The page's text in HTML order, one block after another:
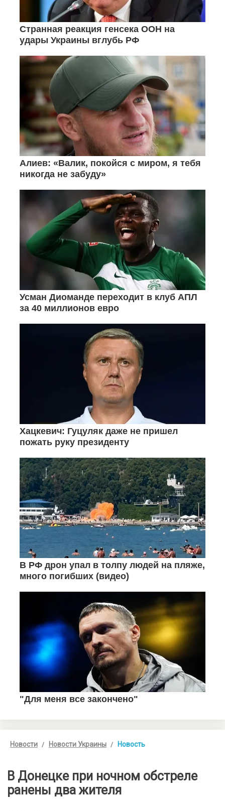
Новости Новости Украины Новость
В Донецке при ночном обстреле
ранены два жителя